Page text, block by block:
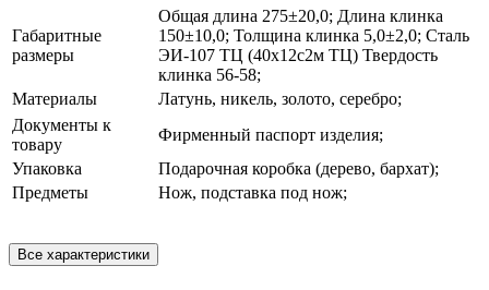
Габаритные
размеры
Общая длина 275±20,0; Длина клинка
150±10,0; Толщина клинка 5,0±2,0; Сталь
ЭИ-107 ТЦ (40х12с2м ТЦ) Твердость
клинка 56-58;
Материалы
Латунь, никель, золото, серебро;
Документы к
товару
Фирменный паспорт изделия;
Упаковка
Подарочная коробка (дерево, бархат);
Предметы
Нож, подставка под нож;
Все характеристики